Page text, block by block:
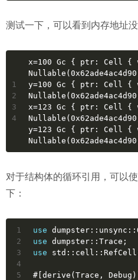
测试一下，可以看到内存地址没
1
2
3
4
x=100 Gc { ptr: Cell {
y=100 Gc { ptr: Cell {
x=123 Gc { ptr: Cell {
y=123 Gc { ptr: Cell {
对于结构体的循环引用，可以
下：
1
2
3
4
5
use
use dumpster::Trace;
use
#[derive(Trace, Debug)]